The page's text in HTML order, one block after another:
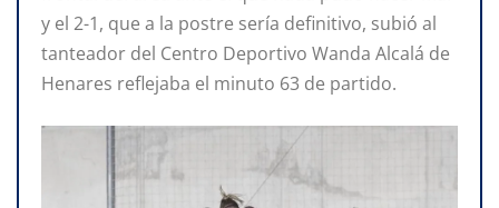
y el 2-1, que a la postre sería definitivo, subió al
tanteador del Centro Deportivo Wanda Alcalá de
Henares reflejaba el minuto 63 de partido.